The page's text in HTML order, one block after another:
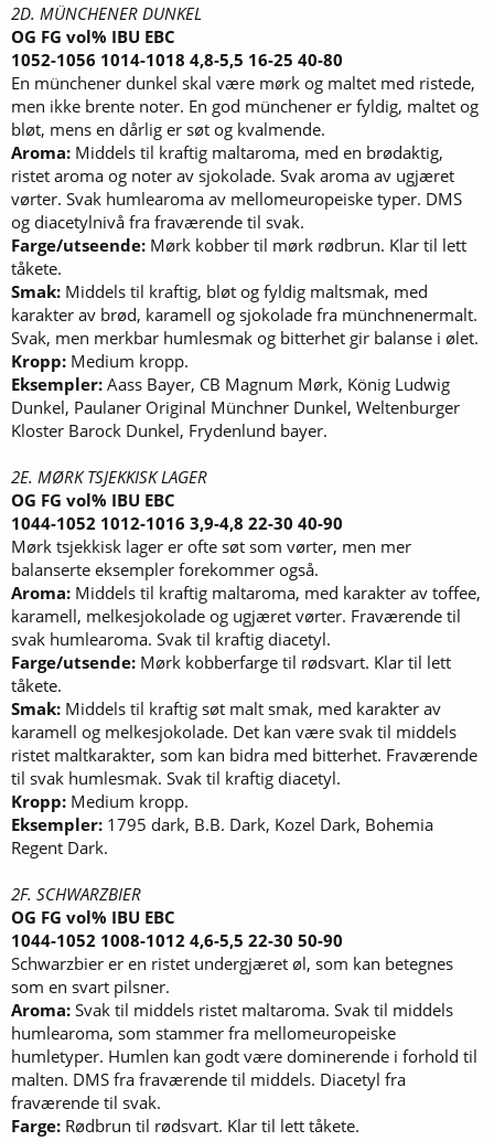
2D. MÜNCHENER DUNKEL
OG FG vol% IBU EBC
1052-1056 1014-1018 4,8-5,5 16-25 40-80
En münchener dunkel skal være mørk og maltet med ristede,
men ikke brente noter. En god münchener er fyldig, maltet og
bløt, mens en dårlig er søt og kvalmende.
Aroma: Middels til kraftig maltaroma, med en brødaktig,
ristet aroma og noter av sjokolade. Svak aroma av ugjæret
vørter. Svak humlearoma av mellomeuropeiske typer. DMS
og diacetylnivå fra fraværende til svak.
Farge/utseende: Mørk kobber til mørk rødbrun. Klar til lett
tåkete.
Smak: Middels til kraftig, bløt og fyldig maltsmak, med
karakter av brød, karamell og sjokolade fra münchnenermalt.
Svak, men merkbar humlesmak og bitterhet gir balanse i ølet.
Kropp: Medium kropp.
Eksempler: Aass Bayer, CB Magnum Mørk, König Ludwig
Dunkel, Paulaner Original Münchner Dunkel, Weltenburger
Kloster Barock Dunkel, Frydenlund bayer.
2E. MØRK TSJEKKISK LAGER
OG FG vol% IBU EBC
1044-1052 1012-1016 3,9-4,8 22-30 40-90
Mørk tsjekkisk lager er ofte søt som vørter, men mer
balanserte eksempler forekommer også.
Aroma: Middels til kraftig maltaroma, med karakter av toffee,
karamell, melkesjokolade og ugjæret vørter. Fraværende til
svak humlearoma. Svak til kraftig diacetyl.
Farge/utsende: Mørk kobberfarge til rødsvart. Klar til lett
tåkete.
Smak: Middels til kraftig søt malt smak, med karakter av
karamell og melkesjokolade. Det kan være svak til middels
ristet maltkarakter, som kan bidra med bitterhet. Fraværende
til svak humlesmak. Svak til kraftig diacetyl.
Kropp: Medium kropp.
Eksempler: 1795 dark, B.B. Dark, Kozel Dark, Bohemia
Regent Dark.
2F. SCHWARZBIER
OG FG vol% IBU EBC
1044-1052 1008-1012 4,6-5,5 22-30 50-90
Schwarzbier er en ristet undergjæret øl, som kan betegnes
som en svart pilsner.
Aroma: Svak til middels ristet maltaroma. Svak til middels
humlearoma, som stammer fra mellomeuropeiske
humletyper. Humlen kan godt være dominerende i forhold til
malten. DMS fra fraværende til middels. Diacetyl fra
fraværende til svak.
Farge: Rødbrun til rødsvart. Klar til lett tåkete.